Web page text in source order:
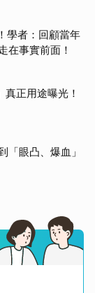
學者：回顧當年
在事實前面！
正用途曝光！
「眼凸、爆血」